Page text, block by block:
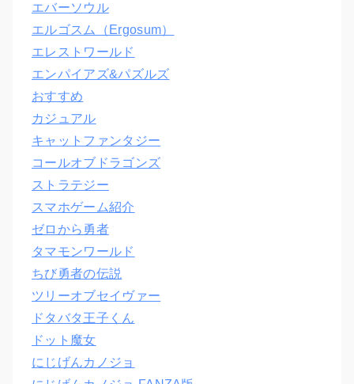
エバーソウル
エルゴスム（Ergosum）
エレストワールド
エンパイアズ&パズルズ
おすすめ
カジュアル
キャットファンタジー
コールオブドラゴンズ
ストラテジー
スマホゲーム紹介
ゼロから勇者
タマモンワールド
ちび勇者の伝説
ツリーオブセイヴァー
ドタバタ王子くん
ドット魔女
にじげんカノジョ